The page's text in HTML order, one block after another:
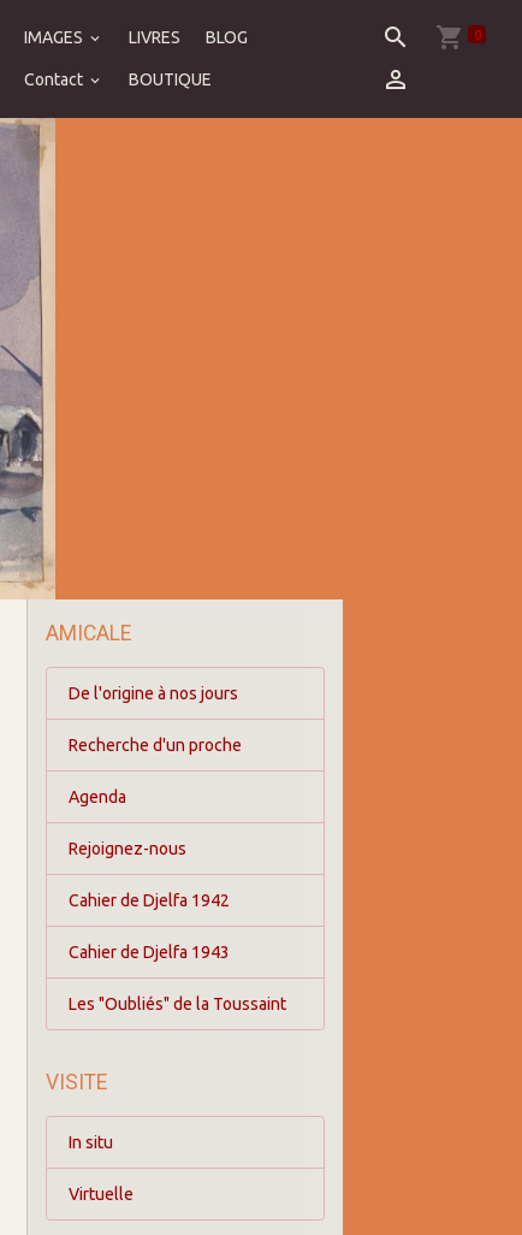
IMAGES LIVRES BLOG
Contact BOUTIQUE
0
AMICALE
De l'origine à nos jours
Recherche d'un proche
Agenda
Rejoignez-nous
Cahier de Djelfa 1942
Cahier de Djelfa 1943
Les "Oubliés" de la Toussaint
VISITE
In situ
Virtuelle